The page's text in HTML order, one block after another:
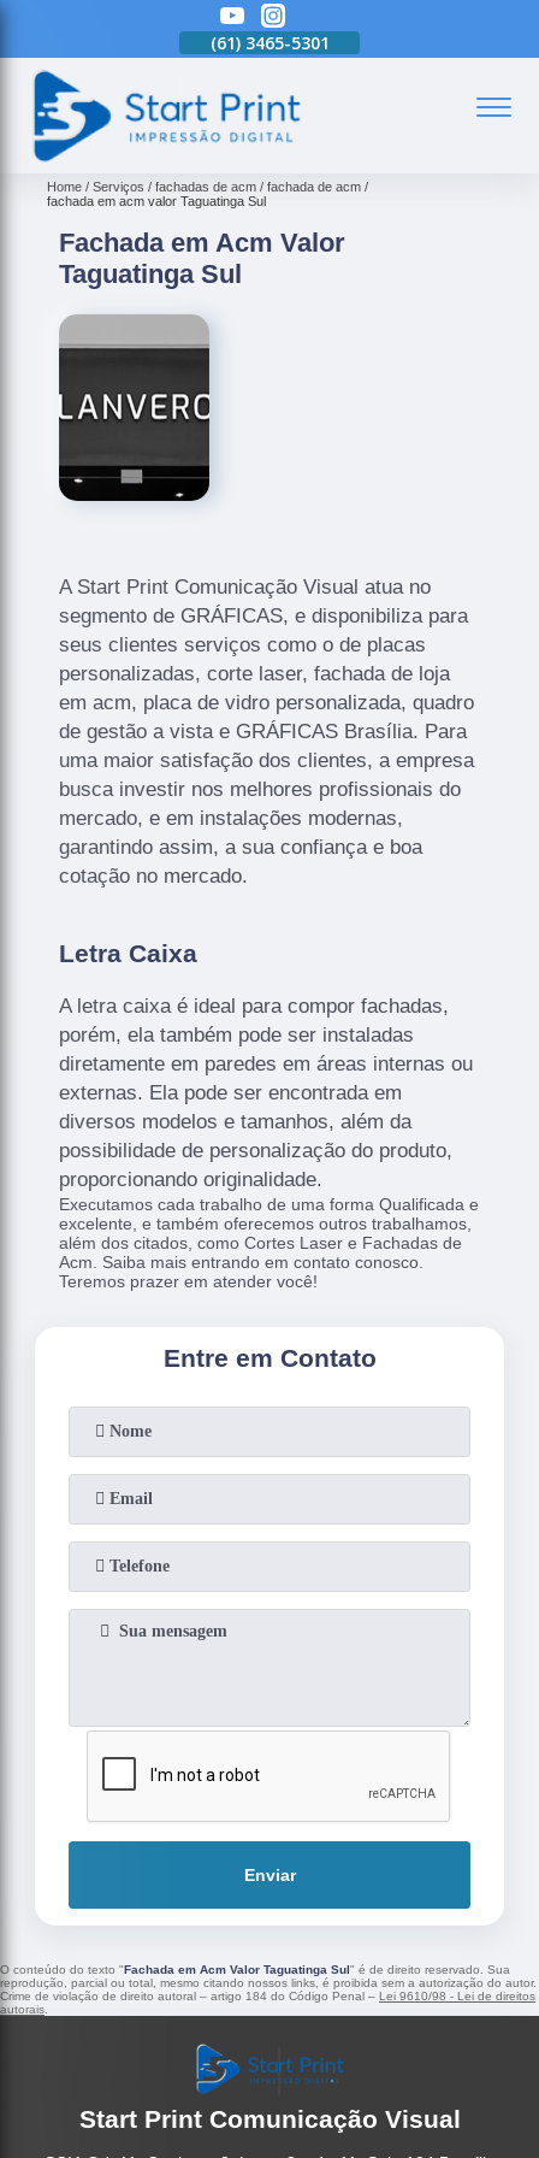
(61) 3465-5301
Home Serviços fachadas de acm
fachada de acm
fachada em acm valor Taguatinga Sul
Fachada em Acm Valor
Taguatinga Sul
A Start Print Comunicação Visual atua no
segmento de GRÁFICAS, e disponibiliza para
seus clientes serviços como o de placas
personalizadas, corte laser, fachada de loja
em acm, placa de vidro personalizada, quadro
de gestão a vista e GRÁFICAS Brasília. Para
uma maior satisfação dos clientes, a empresa
busca investir nos melhores profissionais do
mercado, e em instalações modernas,
garantindo assim, a sua confiança e boa
cotação no mercado.
Letra Caixa
A letra caixa é ideal para compor fachadas,
porém, ela também pode ser instaladas
diretamente em paredes em áreas internas ou
externas. Ela pode ser encontrada em
diversos modelos e tamanhos, além da
possibilidade de personalização do produto,
proporcionando originalidade.
Executamos cada trabalho de uma forma Qualificada e
excelente, e também oferecemos outros trabalhamos,
além dos citados, como Cortes Laser e Fachadas de
Acm. Saiba mais entrando em contato conosco.
Teremos prazer em atender você!
Entre em Contato
Enviar
O conteúdo do texto "Fachada em Acm Valor Taguatinga Sul" é de direito reservado. Sua
reprodução, parcial ou total, mesmo citando nossos links, é proibida sem a autorização do autor.
Crime de violação de direito autoral – artigo 184 do Código Penal – Lei 9610/98 - Lei de direitos
autorais
Start Print Comunicação Visual